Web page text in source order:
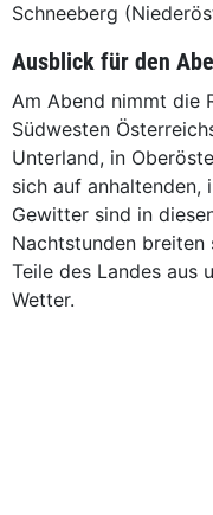
Schneeberg
Ausblick für den
Am Abend nimmt die
Südwesten
Unterland, in
sich auf anhaltenden,
Gewitter sind in
Nachtstunden
Teile des Landes aus
Wetter.